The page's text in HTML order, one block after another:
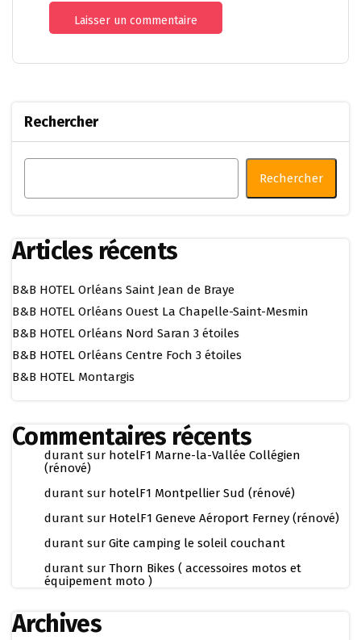
Rechercher
Rechercher
Articles récents
B&B HOTEL Orléans Saint Jean de Braye
B&B HOTEL Orléans Ouest La Chapelle-Saint-Mesmin
B&B HOTEL Orléans Nord Saran 3 étoiles
B&B HOTEL Orléans Centre Foch 3 étoiles
B&B HOTEL Montargis
Commentaires récents
durant sur hotelF1 Marne-la-Vallée Collégien
(rénové)
durant sur hotelF1 Montpellier Sud (rénové)
durant sur HotelF1 Geneve Aéroport Ferney (rénové)
durant sur Gite camping le soleil couchant
durant sur Thorn Bikes ( accessoires motos et
équipement moto )
Archives